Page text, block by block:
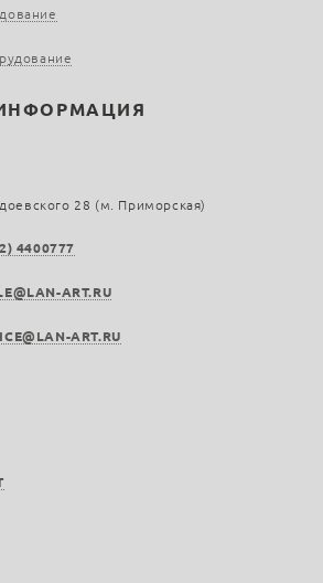
28 (м. Приморская)
4400777
ART.RU
ART.RU